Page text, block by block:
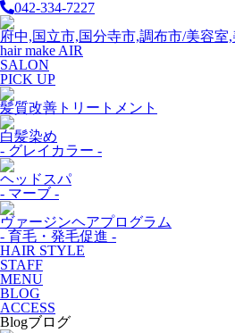
042-334-7227
府中,国立市,国分寺市,調布市/美容室
hair make AIR
SALON
PICK UP
髪質改善トリートメント
白髪染め
- グレイカラー -
ヘッドスパ
- マーブ -
ヴァージンヘアプログラム
- 育毛・発毛促進 -
HAIR STYLE
STAFF
MENU
BLOG
ACCESS
Blogブログ